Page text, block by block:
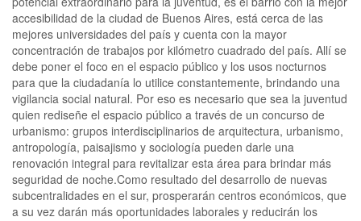
accesibilidad de la ciudad de Buenos Aires, está cerca de las
mejores universidades del país y cuenta con la mayor
concentración de trabajos por kilómetro cuadrado del país. Allí se
debe poner el foco en el espacio público y los usos nocturnos
para que la ciudadanía lo utilice constantemente, brindando una
vigilancia social natural. Por eso es necesario que sea la juventud
quien rediseñe el espacio público a través de un concurso de
urbanismo: grupos interdisciplinarios de arquitectura, urbanismo,
antropología, paisajismo y sociología pueden darle una
renovación integral para revitalizar esta área para brindar más
seguridad de noche.Como resultado del desarrollo de nuevas
subcentralidades en el sur, prosperarán centros económicos, que
a su vez darán más oportunidades laborales y reducirán los